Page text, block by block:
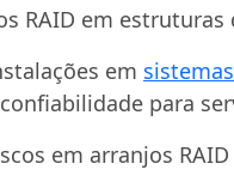
RAID em estruturas
em
para
em arranjos